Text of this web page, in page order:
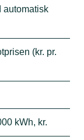
automatisk
(kr. pr.
kWh, kr.